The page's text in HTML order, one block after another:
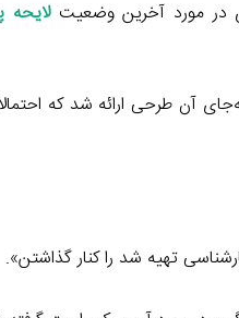
در مورد آخرین وضعیت لایحه
آن طرحی ارائه شد که
تهیه شد را کنار گذاشتن».